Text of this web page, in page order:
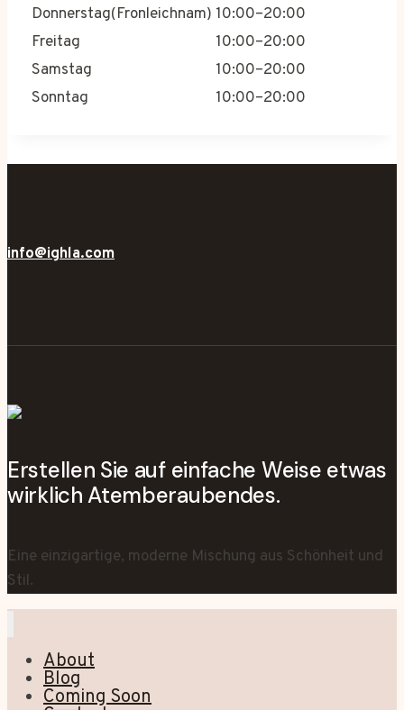
Donnerstag(Fronleichnam) 10:00–20:00
Freitag
10:00–20:00
Samstag
10:00–20:00
Sonntag
10:00–20:00
info@ighla.com
Erstellen Sie auf einfache Weise etwas
wirklich Atemberaubendes.
Eine einzigartige, moderne Mischung aus Schönheit und
Stil.
About
Blog
Coming Soon